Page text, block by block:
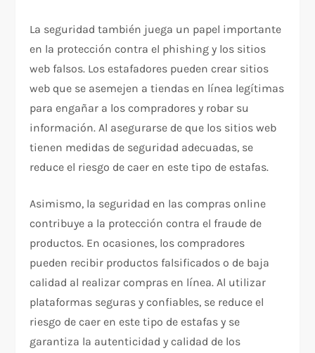
La seguridad también juega un papel importante
en la protección contra el phishing y los sitios
web falsos. Los estafadores pueden crear sitios
web que se asemejen a tiendas en línea legítimas
para engañar a los compradores y robar su
información. Al asegurarse de que los sitios web
tienen medidas de seguridad adecuadas, se
reduce el riesgo de caer en este tipo de estafas.
Asimismo, la seguridad en las compras online
contribuye a la protección contra el fraude de
productos. En ocasiones, los compradores
pueden recibir productos falsificados o de baja
calidad al realizar compras en línea. Al utilizar
plataformas seguras y confiables, se reduce el
riesgo de caer en este tipo de estafas y se
garantiza la autenticidad y calidad de los